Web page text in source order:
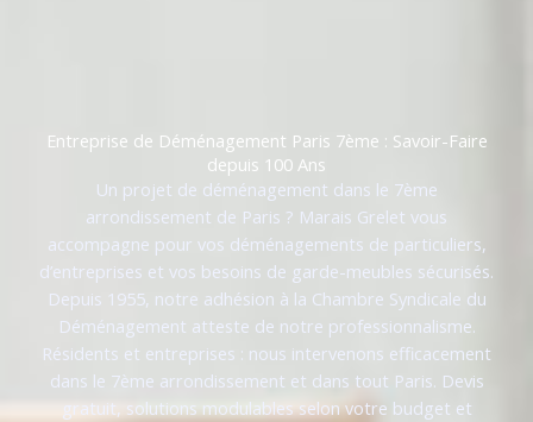
Entreprise de Déménagement Paris 7ème : Savoir-Faire
depuis 100 Ans
Un projet de déménagement dans le 7ème
arrondissement de Paris ? Marais Grelet vous
accompagne pour vos déménagements de particuliers,
d’entreprises et vos besoins de garde-meubles sécurisés.
Depuis 1955, notre adhésion à la Chambre Syndicale du
Déménagement atteste de notre professionnalisme.
Résidents et entreprises : nous intervenons efficacement
dans le 7ème arrondissement et dans tout Paris. Devis
gratuit, solutions modulables selon votre budget et